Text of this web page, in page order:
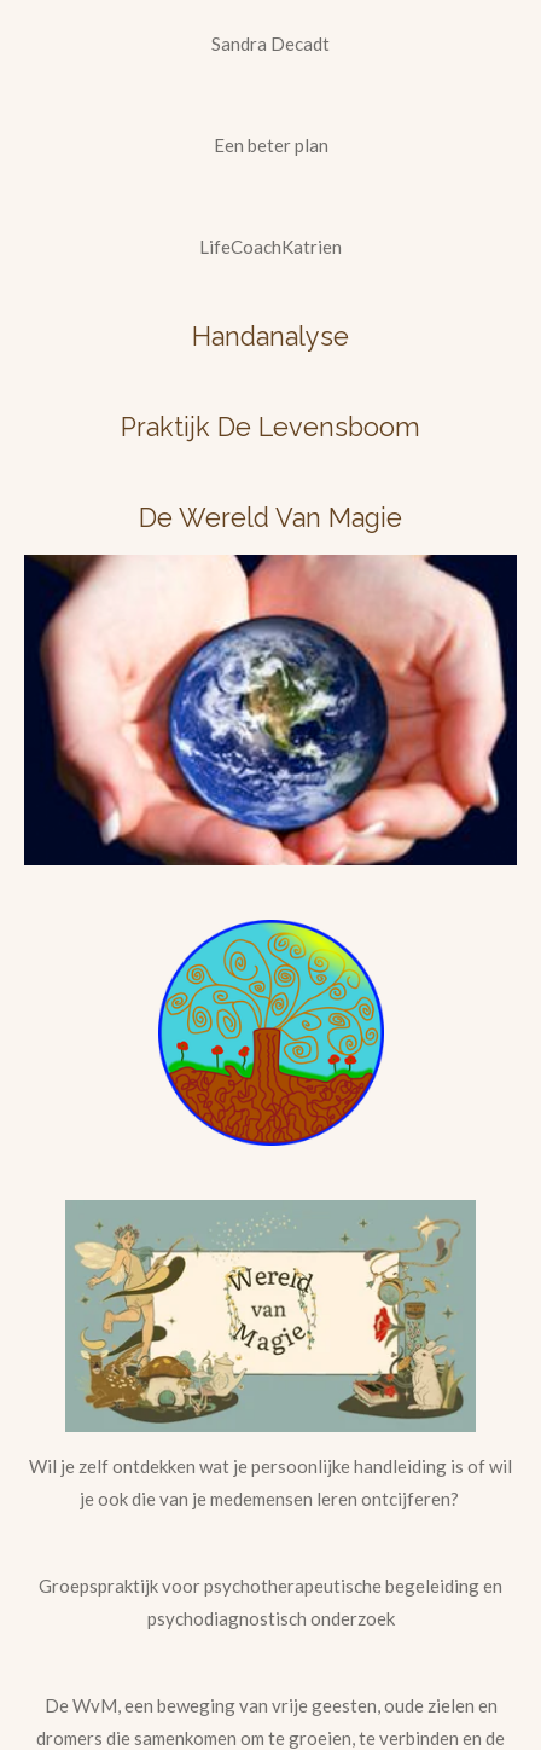
Sandra Decadt
Een beter plan
LifeCoachKatrien
Handanalyse
Praktijk De Levensboom
De Wereld Van Magie
Wil je zelf ontdekken wat je persoonlijke handleiding is of wil
je ook die van je medemensen leren ontcijferen?
Groepspraktijk voor psychotherapeutische begeleiding en
psychodiagnostisch onderzoek
De WvM, een beweging van vrije geesten, oude zielen en
dromers die samenkomen om te groeien, te verbinden en de